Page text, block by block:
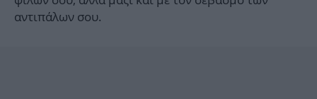
αντιπάλων σου.